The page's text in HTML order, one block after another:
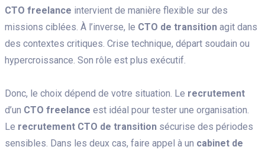
CTO freelance intervient de manière flexible sur des
missions ciblées. À l’inverse, le CTO de transition agit dans
des contextes critiques. Crise technique, départ soudain ou
hypercroissance. Son rôle est plus exécutif.
Donc, le choix dépend de votre situation. Le recrutement
d’un CTO freelance est idéal pour tester une organisation.
Le recrutement CTO de transition sécurise des périodes
sensibles. Dans les deux cas, faire appel à un cabinet de